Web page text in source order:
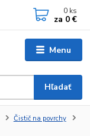
Menu
Hľadať
0 ks
za 0 €
Čistič na povrchy